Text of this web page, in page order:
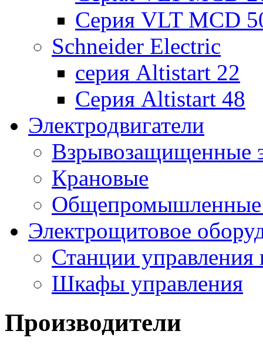
Серия VLT MCD
Schneider Electric
серия Altistart 22
Серия Altistart 48
Электродвигатели
Взрывозащищенные
Крановые
Общепромышленные
Электрощитовое
Станции управления
Шкафы управления
Производители